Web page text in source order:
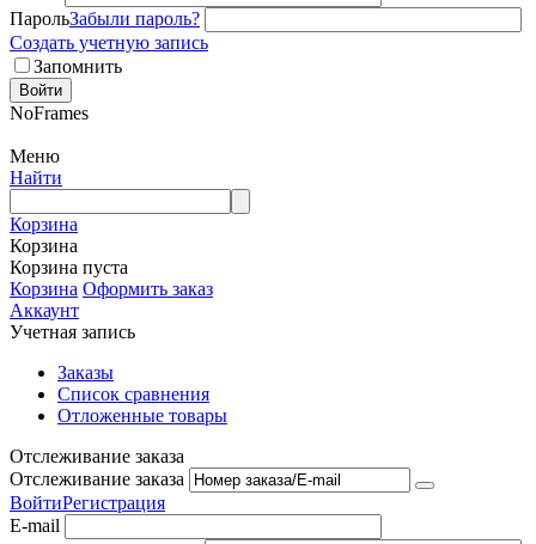
ПарольЗабыли пароль?
Создать учетную запись
Запомнить
Войти
NoFrames
Меню
Найти
Корзина
Корзина
Корзина пуста
Корзина Оформить заказ
Аккаунт
Учетная запись
Заказы
Список сравнения
Отложенные товары
Отслеживание заказа
Отслеживание заказа
ВойтиРегистрация
E-mail